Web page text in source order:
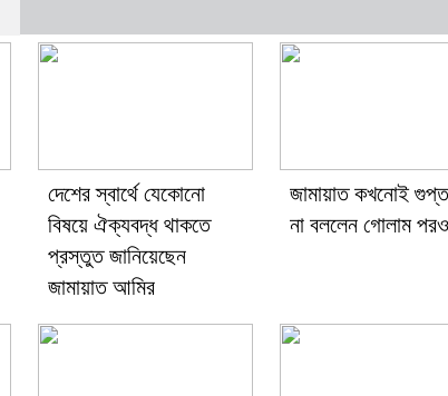
দেশের স্বার্থে যেকোনো
বিষয়ে ঐক্যবদ্ধ থাকতে
প্রস্তুত জানিয়েছেন
জামায়াত আমির
জামায়াত কখনোই
না বললেন গোলাম